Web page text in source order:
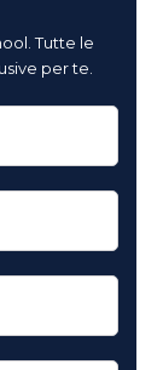
Tutte le
per te.